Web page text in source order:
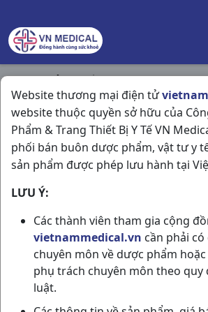
Website thương mại điện tử
website thuộc quyền sở hữu của
Phẩm & Trang Thiết Bị Y Tế VN
phối bán buôn dược phẩm, vật tư y
sản phẩm được phép lưu hành tại
LƯU Ý:
Các thành viên tham gia cộng
vietnammedical.vn cần phải
chuyên môn về dược phẩm
phụ trách chuyên môn theo quy
luật.
Trang chủ / Thần Kinh - Mạch Máu
Parokey H3vi10v Davipharma